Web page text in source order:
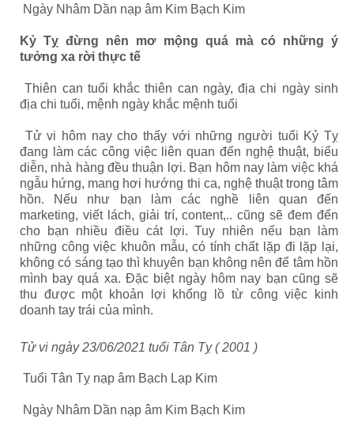
Ngày Nhâm Dần nạp âm Kim Bạch Kim
Kỷ Tỵ đừng nên mơ mộng quá mà có những ý
tưởng xa rời thực tế
Thiên can tuổi khắc thiên can ngày, địa chi ngày sinh
địa chi tuổi, mệnh ngày khắc mệnh tuổi
Tử vi hôm nay cho thấy với những người tuổi Kỷ Tỵ
đang làm các công việc liên quan đến nghệ thuật, biểu
diễn, nhà hàng đều thuận lợi. Bạn hôm nay làm việc khá
ngẫu hứng, mang hơi hướng thi ca, nghệ thuật trong tâm
hồn. Nếu như bạn làm các nghề liên quan đến
marketing, viết lách, giải trí, content,.. cũng sẽ đem đến
cho bạn nhiều điều cát lợi. Tuy nhiên nếu bạn làm
những công việc khuôn mẫu, có tính chất lặp đi lặp lại,
không có sáng tạo thì khuyên bạn không nên để tâm hồn
mình bay quá xa. Đặc biệt ngày hôm nay bạn cũng sẽ
thu được một khoản lợi khổng lồ từ công việc kinh
doanh tay trái của mình.
Tử vi ngày 23/06/2021 tuổi Tân Tỵ ( 2001 )
Tuổi Tân Tỵ nạp âm Bạch Lạp Kim
Ngày Nhâm Dần nạp âm Kim Bạch Kim